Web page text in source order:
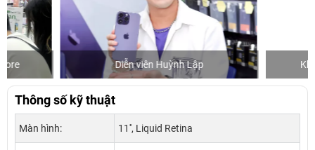
Diễn viên Huỳnh Lập Khách mua
Thông số kỹ thuật
Màn hình: 11'', Liquid Retina